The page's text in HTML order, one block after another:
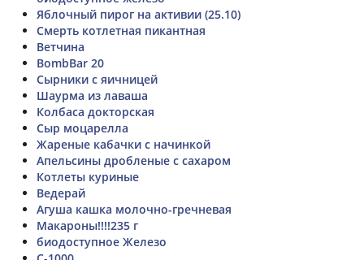
Яблочный пирог на активии (25.10)
Смерть котлетная пикантная
Ветчина
BombBar 20
Сырники с яичницей
Шаурма из лаваша
Колбаса докторская
Сыр моцарелла
Жареные кабачки с начинкой
Апельсины дробленые с сахаром
Котлеты куриные
Ведерай
Агуша кашка молочно-гречневая
Макароны!!!!235 г
биодоступное Железо